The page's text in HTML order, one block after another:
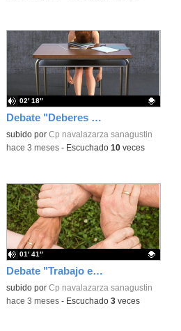
Debate "Deberes Sí o No"
Contenido educativo.
subido por Cp navalazarza sanagustin
02′ 18″
-hace 3 meses- Escuchado 10veces
Debate "Trabajo en equipo o individual"
Contenido educativo.
subido por Cp navalazarza sanagustin
01′ 41″
-hace 3 meses- Escuchado 3veces